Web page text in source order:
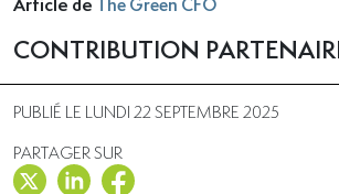
Article de The Green CFO
CONTRIBUTION
PUBLIÉ LE LUNDI 22 SEPTEMBRE 2025
PARTAGER SUR